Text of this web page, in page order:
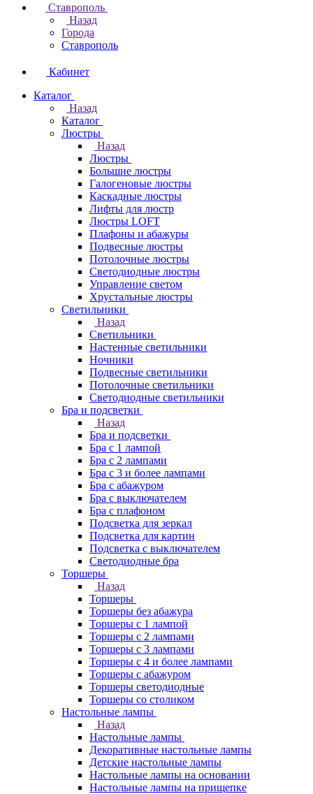
Ставрополь
Назад
Города
Ставрополь
Кабинет
Каталог
Назад
Каталог
Люстры
Назад
Люстры
Большие люстры
Галогеновые люстры
Каскадные люстры
Лифты для люстр
Люстры LOFT
Плафоны и абажуры
Подвесные люстры
Потолочные люстры
Светодиодные люстры
Управление светом
Хрустальные люстры
Светильники
Назад
Светильники
Настенные светильники
Ночники
Подвесные светильники
Потолочные светильники
Светодиодные светильники
Бра и подсветки
Назад
Бра и подсветки
Бра с 1 лампой
Бра с 2 лампами
Бра с 3 и более лампами
Бра с абажуром
Бра с выключателем
Бра с плафоном
Подсветка для зеркал
Подсветка для картин
Подсветка с выключателем
Светодиодные бра
Торшеры
Назад
Торшеры
Торшеры без абажура
Торшеры с 1 лампой
Торшеры с 2 лампами
Торшеры с 3 лампами
Торшеры с 4 и более лампами
Торшеры с абажуром
Торшеры светодиодные
Торшеры со столиком
Настольные лампы
Назад
Настольные лампы
Декоративные настольные лампы
Детские настольные лампы
Настольные лампы на основании
Настольные лампы на прищепке